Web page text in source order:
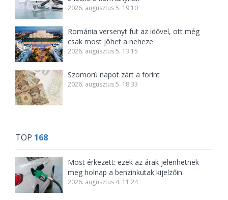
2026. augusztus 5. 19:10
Románia versenyt fut az idővel, ott még
csak most jöhet a neheze
2026. augusztus 5. 13:15
Szomorú napot zárt a forint
2026. augusztus 5. 18:33
TOP 168
Most érkezett: ezek az árak jelenhetnek
meg holnap a benzinkutak kijelzőin
2026. augusztus 4. 11:24